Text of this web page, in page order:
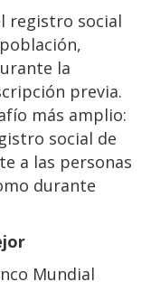
registro social
la
previa.
más amplio:
social de
a las personas
durante
Mundial